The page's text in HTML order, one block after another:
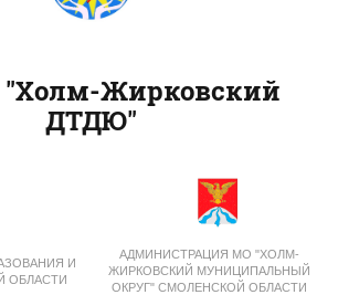
И
ОБЛАСТИ
АДМИНИСТРАЦИЯ МО "ХОЛМ-
ЖИРКОВСКИЙ МУНИЦИПАЛЬНЫЙ
ОКРУГ" СМОЛЕНСКОЙ ОБЛАСТИ
Жирковский
ДТДЮ"